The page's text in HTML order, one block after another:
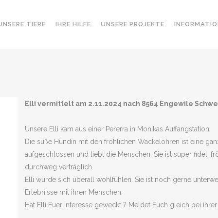
TIERE IHRE HILFE UNSERE PROJEKTE
Elli vermittelt am 2.11.2024 nach 8564 Engewile
Unsere Elli kam aus einer Pererra in Monikas Auffangstation.
Die süße Hündin mit den fröhlichen Wackelohren ist eine
aufgeschlossen und liebt die Menschen. Sie ist super fidel,
durchweg verträglich.
Elli würde sich überall wohlfühlen. Sie ist noch gerne
Erlebnisse mit ihren Menschen.
Hat Elli Euer Interesse geweckt ? Meldet Euch gleich bei